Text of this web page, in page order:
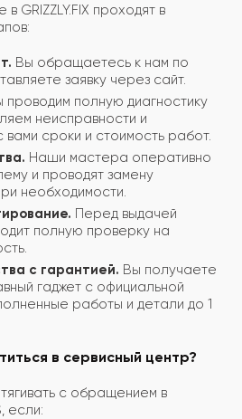
GRIZZLY.FIX проходят в
Вы обращаетесь к нам по
заявку через сайт.
проводим полную диагностику
неисправности и
сроки и стоимость работ.
Наши мастера оперативно
и проводят замену
необходимости.
Перед выдачей
полную проверку на
с гарантией. Вы получаете
гаджет с официальной
работы и детали до 1
в сервисный центр?
с обращением в
если: